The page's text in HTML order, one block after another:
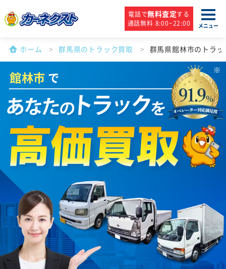
電話で無料査定する
通話無料 8:00~22:00
メニュー
ホーム 群馬県のトラック買取 群馬県館林市のトラ
館林市 で